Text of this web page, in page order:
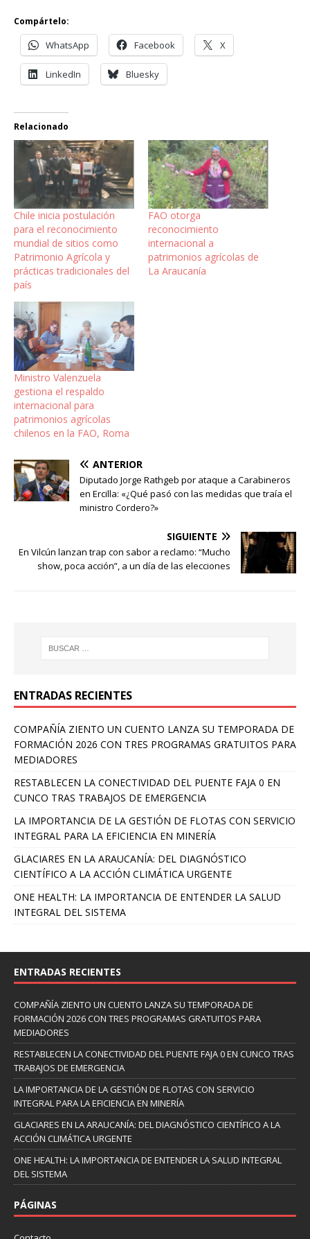
Compártelo:
WhatsApp Facebook X
LinkedIn Bluesky
Relacionado
Chile inicia postulación
para el reconocimiento
mundial de sitios como
Patrimonio Agrícola y
prácticas tradicionales del
país
FAO otorga
reconocimiento
internacional a
patrimonios agrícolas de
La Araucanía
Ministro Valenzuela
gestiona el respaldo
internacional para
patrimonios agrícolas
chilenos en la FAO, Roma
ANTERIOR
Diputado Jorge Rathgeb por ataque a Carabineros
en Ercilla: «¿Qué pasó con las medidas que traía el
ministro Cordero?»
SIGUIENTE
En Vilcún lanzan trap con sabor a reclamo: “Mucho
show, poca acción”, a un día de las elecciones
ENTRADAS RECIENTES
COMPAÑÍA ZIENTO UN CUENTO LANZA SU TEMPORADA DE
FORMACIÓN 2026 CON TRES PROGRAMAS GRATUITOS PARA
MEDIADORES
RESTABLECEN LA CONECTIVIDAD DEL PUENTE FAJA 0 EN
CUNCO TRAS TRABAJOS DE EMERGENCIA
LA IMPORTANCIA DE LA GESTIÓN DE FLOTAS CON SERVICIO
INTEGRAL PARA LA EFICIENCIA EN MINERÍA
GLACIARES EN LA ARAUCANÍA: DEL DIAGNÓSTICO
CIENTÍFICO A LA ACCIÓN CLIMÁTICA URGENTE
ONE HEALTH: LA IMPORTANCIA DE ENTENDER LA SALUD
INTEGRAL DEL SISTEMA
ENTRADAS RECIENTES
COMPAÑÍA ZIENTO UN CUENTO LANZA SU TEMPORADA DE
FORMACIÓN 2026 CON TRES PROGRAMAS GRATUITOS PARA
MEDIADORES
RESTABLECEN LA CONECTIVIDAD DEL PUENTE FAJA 0 EN CUNCO TRAS
TRABAJOS DE EMERGENCIA
LA IMPORTANCIA DE LA GESTIÓN DE FLOTAS CON SERVICIO
INTEGRAL PARA LA EFICIENCIA EN MINERÍA
GLACIARES EN LA ARAUCANÍA: DEL DIAGNÓSTICO CIENTÍFICO A LA
ACCIÓN CLIMÁTICA URGENTE
ONE HEALTH: LA IMPORTANCIA DE ENTENDER LA SALUD INTEGRAL
DEL SISTEMA
PÁGINAS